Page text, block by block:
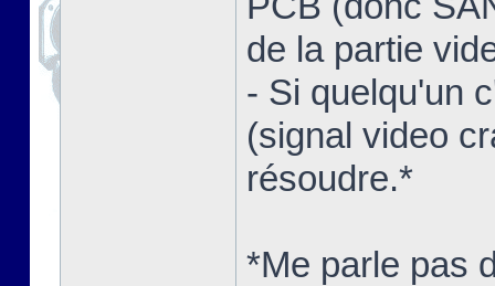
de la partie
- Si quelqu'un
(signal video
résoudre.*
*Me parle pas